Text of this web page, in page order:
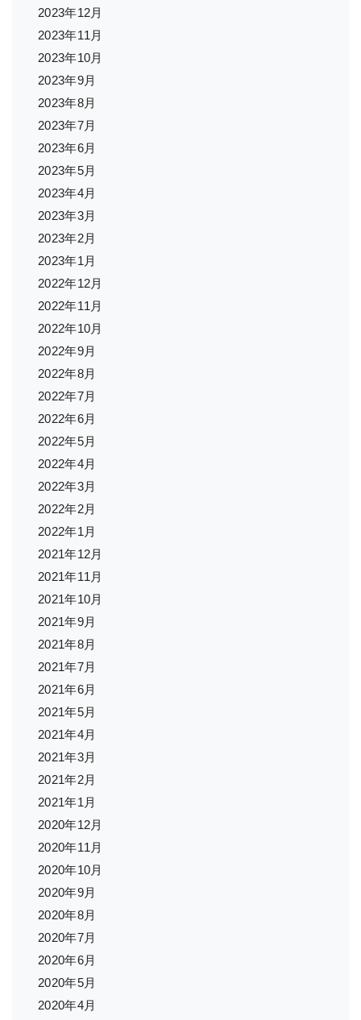
2023年12月
2023年11月
2023年10月
2023年9月
2023年8月
2023年7月
2023年6月
2023年5月
2023年4月
2023年3月
2023年2月
2023年1月
2022年12月
2022年11月
2022年10月
2022年9月
2022年8月
2022年7月
2022年6月
2022年5月
2022年4月
2022年3月
2022年2月
2022年1月
2021年12月
2021年11月
2021年10月
2021年9月
2021年8月
2021年7月
2021年6月
2021年5月
2021年4月
2021年3月
2021年2月
2021年1月
2020年12月
2020年11月
2020年10月
2020年9月
2020年8月
2020年7月
2020年6月
2020年5月
2020年4月